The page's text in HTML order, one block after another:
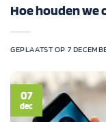
Hoe houden we
GEPLAATST OP 7
07
dec